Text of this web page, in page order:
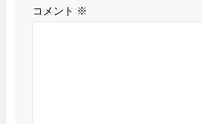
コメント ※